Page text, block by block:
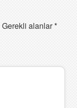
Gerekli alanlar*